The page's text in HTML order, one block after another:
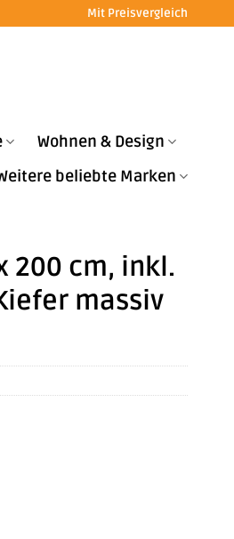
Mit Preisvergleich
Wohnen & Design
beliebte Marken
200 cm, inkl.
massiv